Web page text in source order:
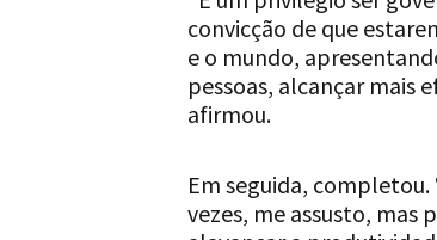
convicção de que
e o mundo,
pessoas, alcançar mais
afirmou.
Em seguida, completou.
vezes, me assusto,